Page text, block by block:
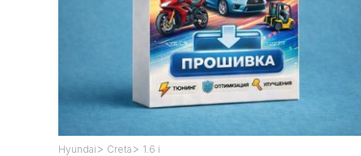
Hyundai > Creta > 1.6 i